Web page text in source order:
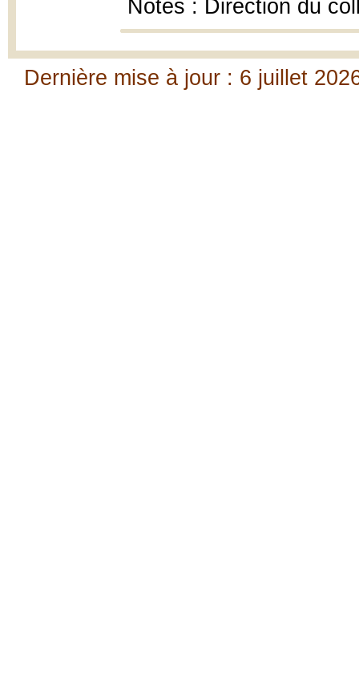
Notes : Direction du
Dernière mise à jour : 6 juillet